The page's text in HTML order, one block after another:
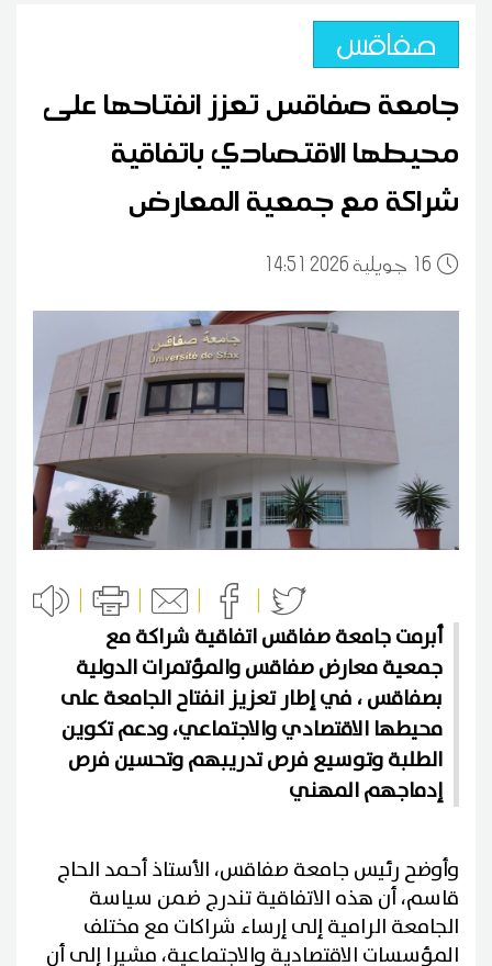
صفاقس
جامعة صفاقس تعزز انفتاحها على
محيطها الاقتصادي باتفاقية
شراكة مع جمعية المعارض
16 14:51 2026 جويلية
أبرمت جامعة صفاقس اتفاقية شراكة مع
جمعية معارض صفاقس والمؤتمرات الدولية
بصفاقس ، في إطار تعزيز انفتاح الجامعة على
محيطها الاقتصادي والاجتماعي، ودعم تكوين
الطلبة وتوسيع فرص تدريبهم وتحسين فرص
إدماجهم المهني
وأوضح رئيس جامعة صفاقس، الأستاذ أحمد الحاج
قاسم، أن هذه الاتفاقية تندرج ضمن سياسة
الجامعة الرامية إلى إرساء شراكات مع مختلف
المؤسسات الاقتصادية والاجتماعية، مشيرا إلى أن